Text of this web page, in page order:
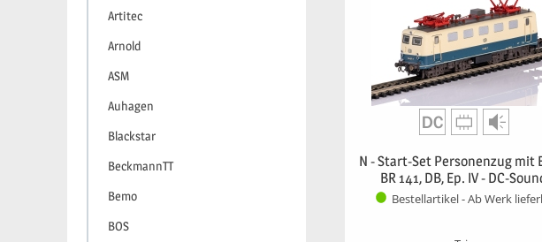
Artitec
Arnold
ASM
Auhagen
Blackstar
BeckmannTT
Bemo
BOS
N - Start-Set Personenzug mit
BR 141, DB, Ep. IV - DC-
Bestellartikel - Ab Werk